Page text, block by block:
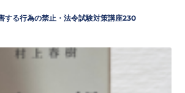
する行為の禁止・法令試験対策講座230